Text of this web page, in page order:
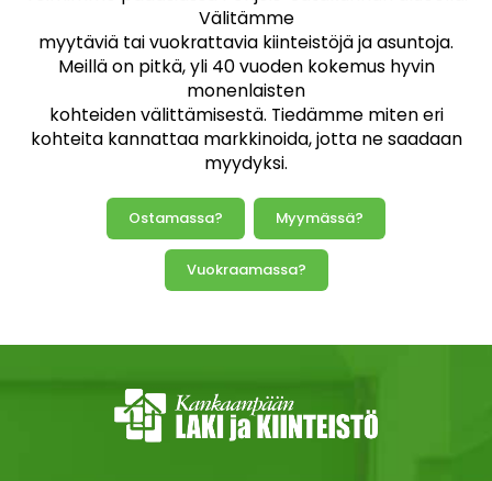
Välitämme
myytäviä tai vuokrattavia kiinteistöjä ja asuntoja.
Meillä on pitkä, yli 40 vuoden kokemus hyvin
monenlaisten
kohteiden välittämisestä. Tiedämme miten eri
kohteita kannattaa markkinoida, jotta ne saadaan
myydyksi.
Ostamassa? Myymässä?
Vuokraamassa?